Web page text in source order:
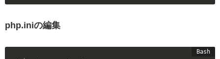
php.iniの編集